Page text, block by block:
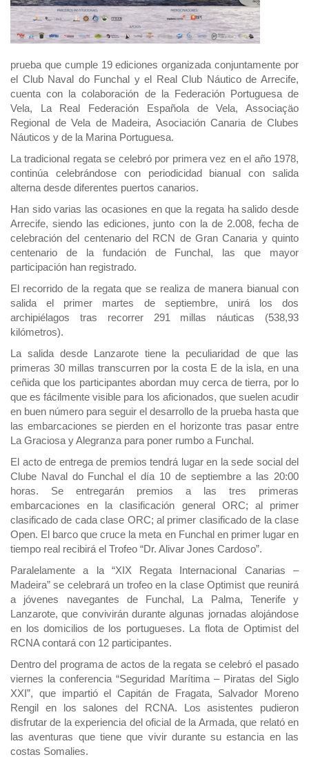
prueba que cumple 19 ediciones organizada conjuntamente por
el Club Naval do Funchal y el Real Club Náutico de Arrecife,
cuenta con la colaboración de la Federación Portuguesa de
Vela, La Real Federación Española de Vela, Associaçäo
Regional de Vela de Madeira, Asociación Canaria de Clubes
Náuticos y de la Marina Portuguesa.
La tradicional regata se celebró por primera vez en el año 1978,
continúa celebrándose con periodicidad bianual con salida
alterna desde diferentes puertos canarios.
Han sido varias las ocasiones en que la regata ha salido desde
Arrecife, siendo las ediciones, junto con la de 2.008, fecha de
celebración del centenario del RCN de Gran Canaria y quinto
centenario de la fundación de Funchal, las que mayor
participación han registrado.
El recorrido de la regata que se realiza de manera bianual con
salida el primer martes de septiembre, unirá los dos
archipiélagos tras recorrer 291 millas náuticas (538,93
kilómetros).
La salida desde Lanzarote tiene la peculiaridad de que las
primeras 30 millas transcurren por la costa E de la isla, en una
ceñida que los participantes abordan muy cerca de tierra, por lo
que es fácilmente visible para los aficionados, que suelen acudir
en buen número para seguir el desarrollo de la prueba hasta que
las embarcaciones se pierden en el horizonte tras pasar entre
La Graciosa y Alegranza para poner rumbo a Funchal.
El acto de entrega de premios tendrá lugar en la sede social del
Clube Naval do Funchal el día 10 de septiembre a las 20:00
horas. Se entregarán premios a las tres primeras
embarcaciones en la clasificación general ORC; al primer
clasificado de cada clase ORC; al primer clasificado de la clase
Open. El barco que cruce la meta en Funchal en primer lugar en
tiempo real recibirá el Trofeo “Dr. Alivar Jones Cardoso”.
Paralelamente a la “XIX Regata Internacional Canarias –
Madeira” se celebrará un trofeo en la clase Optimist que reunirá
a jóvenes navegantes de Funchal, La Palma, Tenerife y
Lanzarote, que convivirán durante algunas jornadas alojándose
en los domicilios de los portugueses. La flota de Optimist del
RCNA contará con 12 participantes.
Dentro del programa de actos de la regata se celebró el pasado
viernes la conferencia “Seguridad Marítima – Piratas del Siglo
XXI”, que impartió el Capitán de Fragata, Salvador Moreno
Rengil en los salones del RCNA. Los asistentes pudieron
disfrutar de la experiencia del oficial de la Armada, que relató en
las aventuras que tiene que vivir durante su estancia en las
costas Somalies.